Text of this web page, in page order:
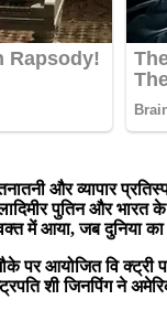
और व्यापार
पुतिन और
में आया, जब दुनिया
मौके पर आयोजित वि
शी जिनपिंग ने